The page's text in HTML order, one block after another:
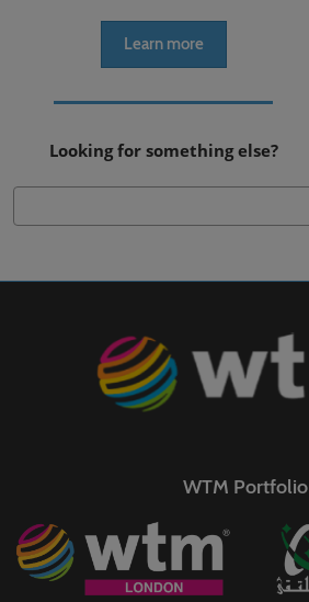
Learn more
Looking for something else?
WTM Portfolio